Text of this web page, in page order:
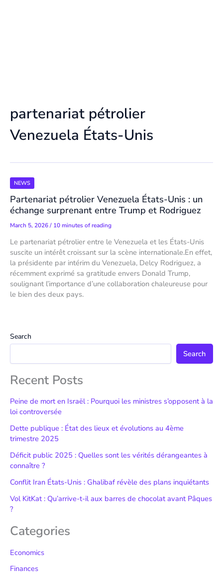
partenariat pétrolier
Venezuela États-Unis
NEWS
Partenariat pétrolier Venezuela États-Unis : un
échange surprenant entre Trump et Rodriguez
March 5, 2026/ 10 minutes of reading
Le partenariat pétrolier entre le Venezuela et les États-Unis
suscite un intérêt croissant sur la scène internationale.En effet,
la présidente par intérim du Venezuela, Delcy Rodriguez, a
récemment exprimé sa gratitude envers Donald Trump,
soulignant l’importance d’une collaboration chaleureuse pour
le bien des deux pays.
Search
Search
Recent Posts
Peine de mort en Israël : Pourquoi les ministres s’opposent à la
loi controversée
Dette publique : État des lieux et évolutions au 4ème
trimestre 2025
Déficit public 2025 : Quelles sont les vérités dérangeantes à
connaître ?
Conflit Iran États-Unis : Ghalibaf révèle des plans inquiétants
Vol KitKat : Qu’arrive-t-il aux barres de chocolat avant Pâques
?
Categories
Economics
Finances